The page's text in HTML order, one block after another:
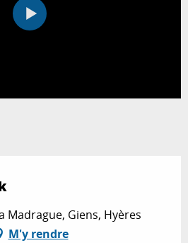
Madrague, Giens, Hyères
M'y rendre